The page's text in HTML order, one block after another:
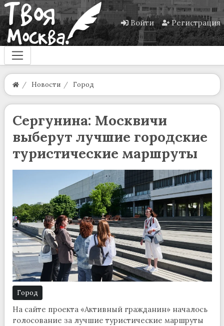
Войти Регистрация
Новости Город
Сергунина: Москвичи
выберут лучшие городские
туристические маршруты
Город
На сайте проекта «Активный гражданин» началось
голосование за лучшие туристические маршруты